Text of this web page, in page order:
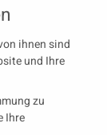
ihnen sind
und Ihre
zu
Ihre